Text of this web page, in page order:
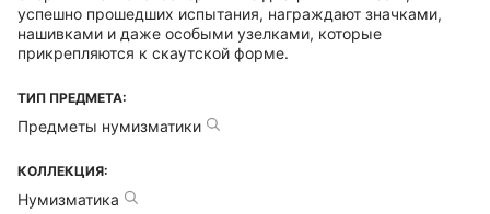
успешно прошедших испытания, награждают значками,
нашивками и даже особыми узелками, которые
прикрепляются к скаутской форме.
ТИП ПРЕДМЕТА:
Предметы нумизматики
КОЛЛЕКЦИЯ:
Нумизматика